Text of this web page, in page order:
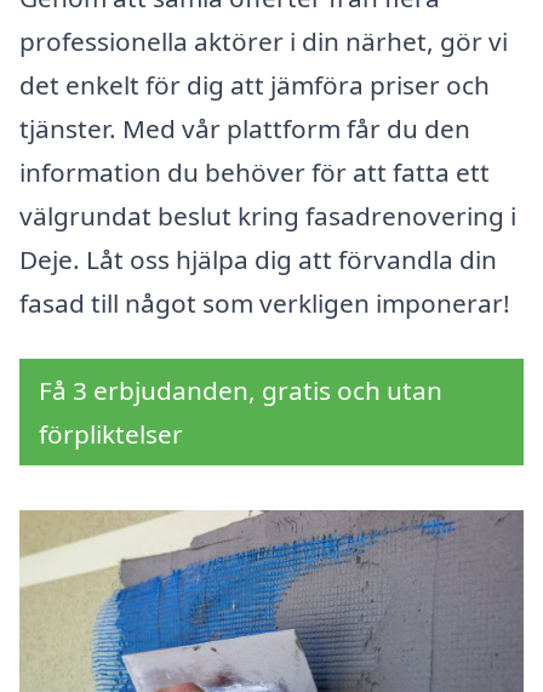
professionella aktörer i din närhet, gör vi
det enkelt för dig att jämföra priser och
tjänster. Med vår plattform får du den
information du behöver för att fatta ett
välgrundat beslut kring fasadrenovering i
Deje. Låt oss hjälpa dig att förvandla din
fasad till något som verkligen imponerar!
Få 3 erbjudanden, gratis och utan
förpliktelser